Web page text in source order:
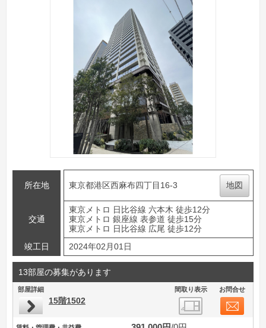
所在地 東京都港区西麻布四丁目16-3 地図
交通
東京メトロ 日比谷線 六本木 徒歩12分
東京メトロ 銀座線 表参道 徒歩15分
東京メトロ 日比谷線 広尾 徒歩12分
竣工日
2024年02月01日
13部屋の募集があります
部屋詳細 間取り表示 お問合せ
15階1502